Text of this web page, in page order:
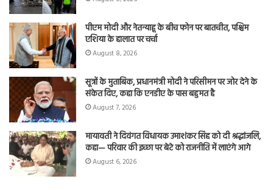
पीएम मोदी और नेतन्याहू के बीच फोन पर बातचीत, पश्चिम
एशिया के हालात पर चर्चा
August 8, 2026
सूत्रों के मुताबिक, प्रधानमंत्री मोदी ने परिसीमन पर जोर देने के
संकेत दिए, कहा कि एनडीए के पास बहुमत है
August 7, 2026
मायावती ने दिवंगत विधायक उमाशंकर सिंह को दी श्रद्धांजलि,
कहा— परिवार की इच्छा पर बेटे को राजनीति में लाएंगे आगे
August 6, 2026